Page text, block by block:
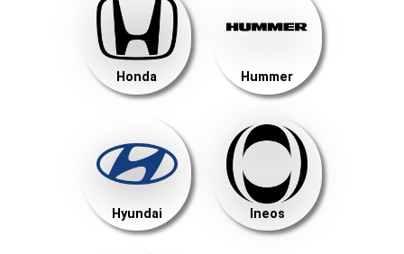
Honda Hummer
Hyundai Ineos